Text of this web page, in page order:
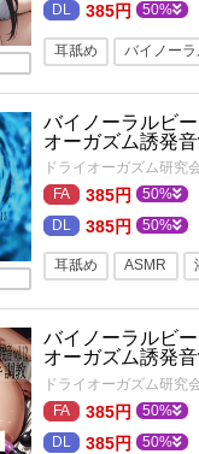
フォーリーサウンド
385円 50%
耳舐め バイノー
オフィス・職場
睡眠導入 旧作
射精管理 バイノー
メスイキ オナサポ
密着 耳ふー
バイノーラルビ
オーガズム誘発
ドライオーガズム研究
385円 50%
385円 50%
耳舐め ASMR
バイノーラル 旧作
バイノーラルビ
オーガズム誘発
るメスイキ調教
ドライオーガズム研究
385円 50%
385円 50%